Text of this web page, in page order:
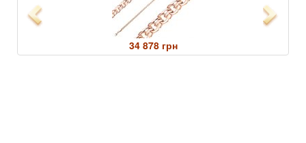
Previous
34 878 грн
Next